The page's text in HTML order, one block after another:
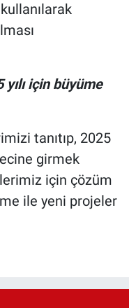
için büyüme
tanıtıp, 2025
girmek
için çözüm
ile yeni projeler